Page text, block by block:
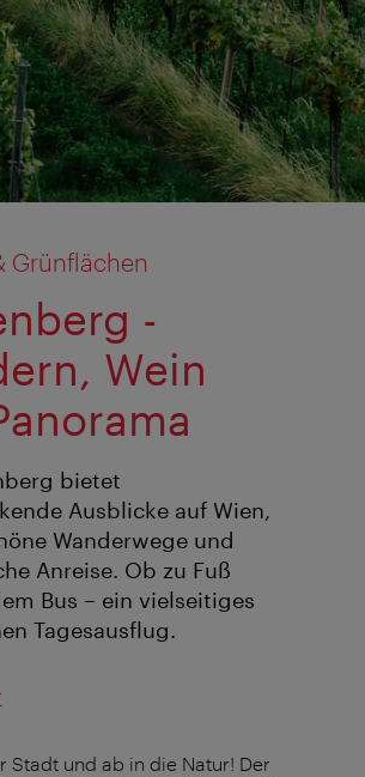
Grünflächen
-
Wein
bietet
Ausblicke auf Wien,
Wanderwege und
Anreise. Ob zu Fuß
Bus – ein vielseitiges
Tagesausflug.
Stadt und ab in die Natur! Der